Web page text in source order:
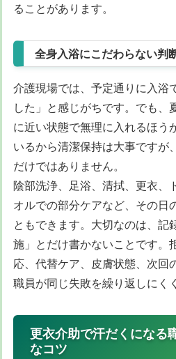
ることがあります。
全身入浴にこだわらない判
介護現場では、予定通りに入浴
した」と感じがちです。でも、
に近い状態で無理に入れるほう
いるから清潔保持は大事ですが
だけではありません。
陰部洗浄、足浴、清拭、更衣、
オルでの部分ケアなど、その日
ともできます。大切なのは、記
施」とだけ書かないことです。
応、代替ケア、皮膚状態、次回
職員が同じ失敗を繰り返しにく
更衣介助で汗だくになる
なコツ